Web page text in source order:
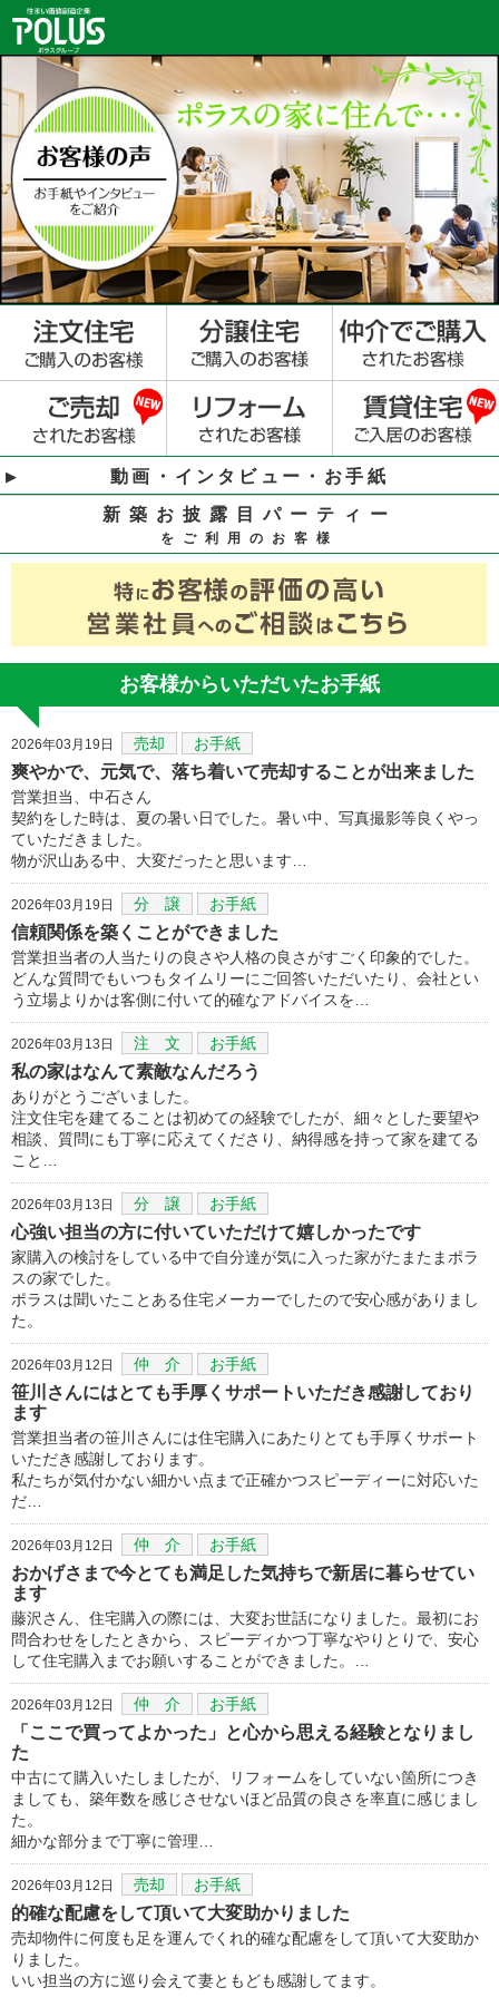
動画・インタビュー・お手紙
新築お披露目パーティー
をご利用のお客様
お客様からいただいたお手紙
2026年03月19日 売却 お手紙
爽やかで、元気で、落ち着いて売却することが出来ました
営業担当、中石さん
契約をした時は、夏の暑い日でした。暑い中、写真撮影等良くやっ
ていただきました。
物が沢山ある中、大変だったと思います…
2026年03月19日 分 譲 お手紙
信頼関係を築くことができました
営業担当者の人当たりの良さや人格の良さがすごく印象的でした。
どんな質問でもいつもタイムリーにご回答いただいたり、会社とい
う立場よりかは客側に付いて的確なアドバイスを…
2026年03月13日 注 文 お手紙
私の家はなんて素敵なんだろう
ありがとうございました。
注文住宅を建てることは初めての経験でしたが、細々とした要望や
相談、質問にも丁寧に応えてくださり、納得感を持って家を建てる
こと…
2026年03月13日 分 譲 お手紙
心強い担当の方に付いていただけて嬉しかったです
家購入の検討をしている中で自分達が気に入った家がたまたまポラ
スの家でした。
ポラスは聞いたことある住宅メーカーでしたので安心感がありまし
た。
2026年03月12日 仲 介 お手紙
笹川さんにはとても手厚くサポートいただき感謝しており
ます
営業担当者の笹川さんには住宅購入にあたりとても手厚くサポート
いただき感謝しております。
私たちが気付かない細かい点まで正確かつスピーディーに対応いた
だ…
2026年03月12日 仲 介 お手紙
おかげさまで今とても満足した気持ちで新居に暮らせてい
ます
藤沢さん、住宅購入の際には、大変お世話になりました。最初にお
問合わせをしたときから、スピーディかつ丁寧なやりとりで、安心
して住宅購入までお願いすることができました。…
2026年03月12日 仲 介 お手紙
「ここで買ってよかった」と心から思える経験となりまし
た
中古にて購入いたしましたが、リフォームをしていない箇所につき
ましても、築年数を感じさせないほど品質の良さを率直に感じまし
た。
細かな部分まで丁寧に管理…
2026年03月12日 売却 お手紙
的確な配慮をして頂いて大変助かりました
売却物件に何度も足を運んでくれ的確な配慮をして頂いて大変助か
りました。
いい担当の方に巡り会えて妻ともども感謝してます。